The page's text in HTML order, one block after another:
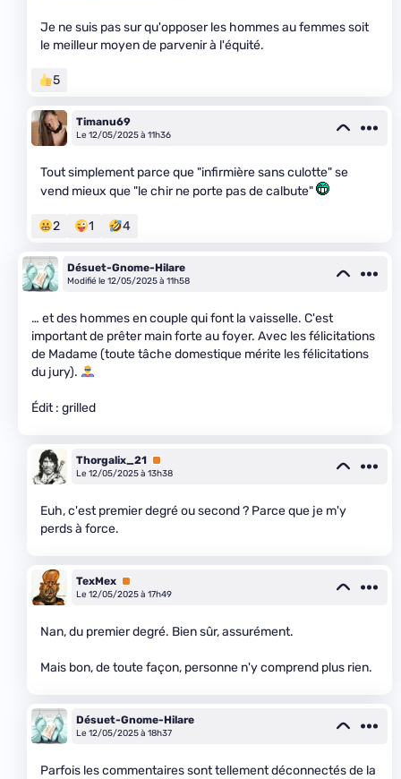
Je ne suis pas sur qu'opposer les hommes au femmes soit
le meilleur moyen de parvenir à l'équité.
5
Timanu69
Le 12/05/2025 à 11h36
Tout simplement parce que "infirmière sans culotte" se
vend mieux que "le chir ne porte pas de calbute"
2 1 4
Désuet-Gnome-Hilare
Modifié le 12/05/2025 à 11h58
… et des hommes en couple qui font la vaisselle. C'est
important de prêter main forte au foyer. Avec les félicitations
de Madame (toute tâche domestique mérite les félicitations
du jury).
Édit : grilled
Thorgalix_21 Premium
Le 12/05/2025 à 13h38
Euh, c'est premier degré ou second ? Parce que je m'y
perds à force.
TexMex Premium
Le 12/05/2025 à 17h49
Nan, du premier degré. Bien sûr, assurément.
Mais bon, de toute façon, personne n'y comprend plus rien.
Désuet-Gnome-Hilare
Le 12/05/2025 à 18h37
Parfois les commentaires sont tellement déconnectés de la